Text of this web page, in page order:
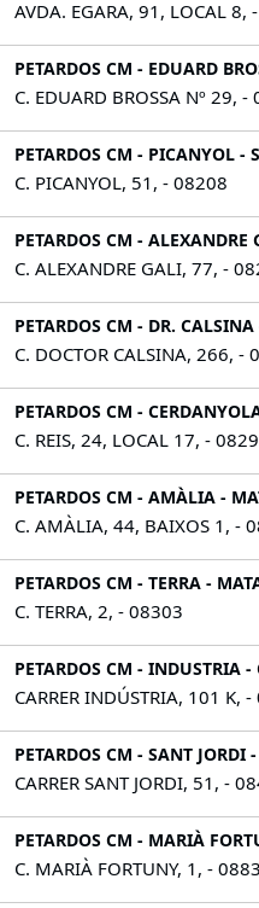
AVDA. EGARA, 91, LOCAL 8,
PETARDOS CM - EDUARD
C. EDUARD BROSSA Nº 29,
PETARDOS CM - PICANYOL -
C. PICANYOL, 51, - 08208
PETARDOS CM - ALEXANDRE
C. ALEXANDRE GALI, 77, -
PETARDOS CM - DR. CALSINA
C. DOCTOR CALSINA, 266, -
PETARDOS CM -
C. REIS, 24, LOCAL 17, -
PETARDOS CM - AMÀLIA -
C. AMÀLIA, 44, BAIXOS 1, -
PETARDOS CM - TERRA -
C. TERRA, 2, - 08303
PETARDOS CM - INDUSTRIA -
CARRER INDÚSTRIA, 101 K,
PETARDOS CM - SANT JORDI
CARRER SANT JORDI, 51, -
PETARDOS CM - MARIÀ
C. MARIÀ FORTUNY, 1, -